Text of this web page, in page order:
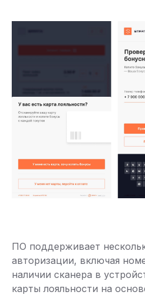
ПО поддерживает
авторизации, включая
наличии сканера в
карты лояльности на